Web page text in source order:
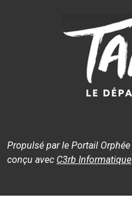
Propulsé par le Portail
conçu avec C3rb Informatique